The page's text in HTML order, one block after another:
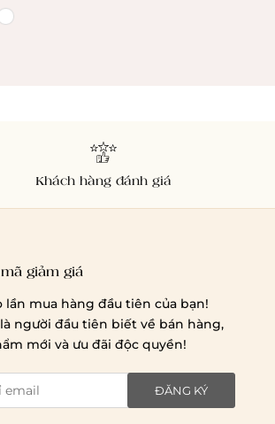
theo bảng giá cước của ĐVVC
và 1 số đối tác vận
thành khác:Áp dụng theo bảng giá
khác
Khách hàng đánh giá
giảm giá
lần mua hàng đầu tiên của bạn!
là người đầu tiên biết về bán hàng,
mới và ưu đãi độc quyền!
ĐĂNG KÝ